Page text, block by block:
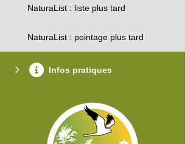
NaturaList : liste plus tard
NaturaList : pointage plus tard
Infos pratiques